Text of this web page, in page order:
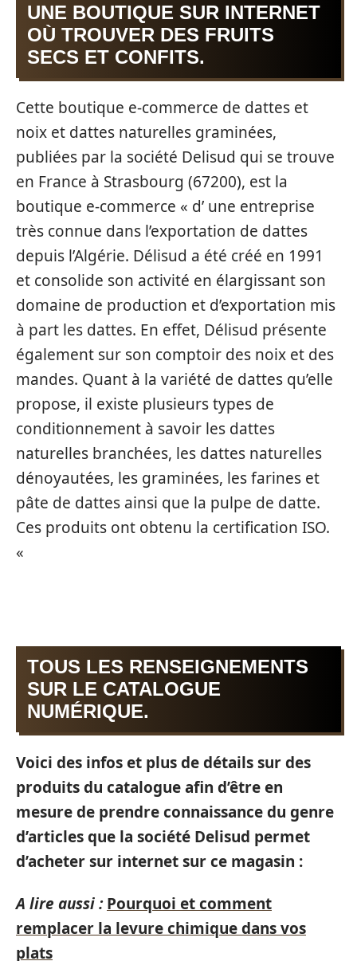
UNE BOUTIQUE SUR INTERNET
OÙ TROUVER DES FRUITS
SECS ET CONFITS.
Cette boutique e-commerce de dattes et
noix et dattes naturelles graminées,
publiées par la société Delisud qui se trouve
en France à Strasbourg (67200), est la
boutique e-commerce « d’ une entreprise
très connue dans l’exportation de dattes
depuis l’Algérie. Délisud a été créé en 1991
et consolide son activité en élargissant son
domaine de production et d’exportation mis
à part les dattes. En effet, Délisud présente
également sur son comptoir des noix et des
mandes. Quant à la variété de dattes qu’elle
propose, il existe plusieurs types de
conditionnement à savoir les dattes
naturelles branchées, les dattes naturelles
dénoyautées, les graminées, les farines et
pâte de dattes ainsi que la pulpe de datte.
Ces produits ont obtenu la certification ISO.
«
TOUS LES RENSEIGNEMENTS
SUR LE CATALOGUE
NUMÉRIQUE.
Voici des infos et plus de détails sur des
produits du catalogue afin d’être en
mesure de prendre connaissance du genre
d’articles que la société Delisud permet
d’acheter sur internet sur ce magasin :
A lire aussi : Pourquoi et comment
remplacer la levure chimique dans vos
plats